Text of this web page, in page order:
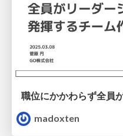
madoxten